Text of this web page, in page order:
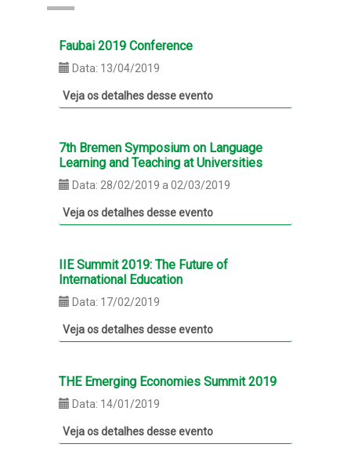
Faubai 2019 Conference
Data: 13/04/2019
Veja os detalhes desse evento
7th Bremen Symposium on Language
Learning and Teaching at Universities
Data: 28/02/2019 a 02/03/2019
Veja os detalhes desse evento
IIE Summit 2019: The Future of
International Education
Data: 17/02/2019
Veja os detalhes desse evento
THE Emerging Economies Summit 2019
Data: 14/01/2019
Veja os detalhes desse evento